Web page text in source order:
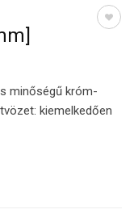
minőségű króm-
kiemelkedően